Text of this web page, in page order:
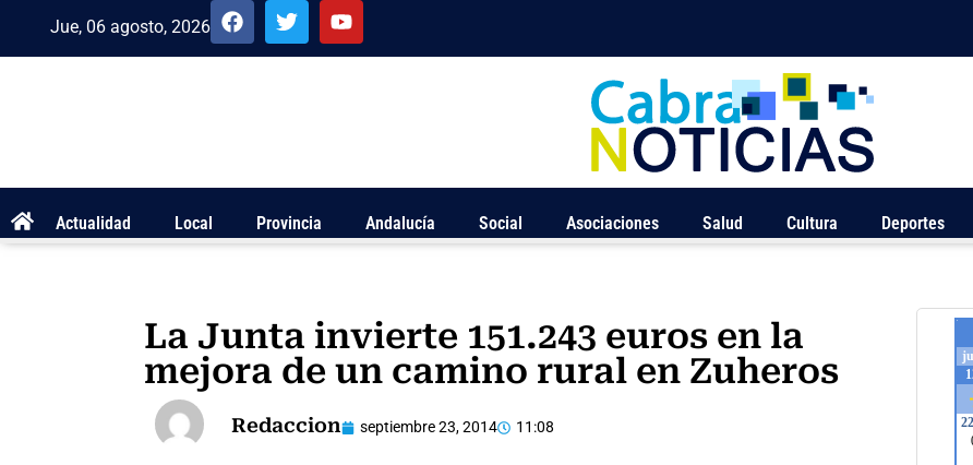
Jue, 06 agosto, 2026
Actualidad Local Provincia Andalucía Social Asociaciones Salud Cultura Deportes
La Junta invierte 151.243 euros en la
mejora de un camino rural en Zuheros
Redaccion septiembre 23, 2014 11:08